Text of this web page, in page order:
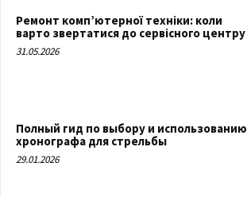
Ремонт комп’ютерної техніки: коли
варто звертатися до сервісного центру
31.05.2026
Полный гид по выбору и использованию
хронографа для стрельбы
29.01.2026